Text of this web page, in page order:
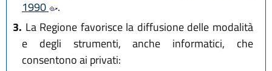
1990
.
3. La Regione favorisce la diffusione delle modalità
e degli strumenti, anche informatici, che
consentono ai privati: